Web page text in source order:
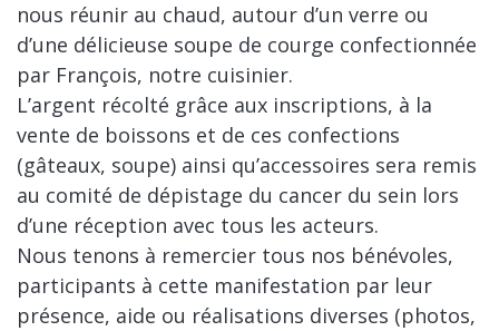
nous réunir au chaud, autour d’un verre ou
d’une délicieuse soupe de courge confectionnée
par François, notre cuisinier.
L’argent récolté grâce aux inscriptions, à la
vente de boissons et de ces confections
(gâteaux, soupe) ainsi qu’accessoires sera remis
au comité de dépistage du cancer du sein lors
d’une réception avec tous les acteurs.
Nous tenons à remercier tous nos bénévoles,
participants à cette manifestation par leur
présence, aide ou réalisations diverses (photos,